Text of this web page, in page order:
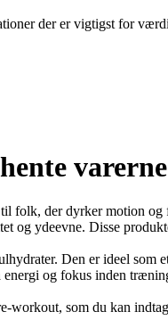
der er vigtigst for
varerne
der dyrker motion
og ydeevne. Disse
Den er ideel som
og fokus inden
som du kan